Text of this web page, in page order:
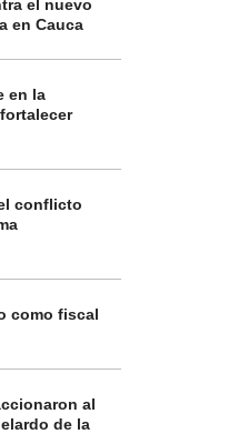
el nuevo
en Cauca
en la
conflicto
como fiscal
al
de la